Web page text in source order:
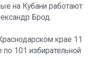
на Кубани работают
Брод.
крае 11
по 101 избирательной